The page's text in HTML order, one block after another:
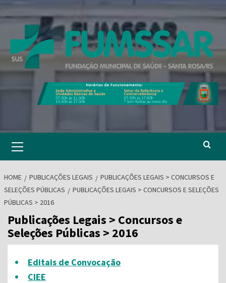
to
Menu
HOME PUBLICAÇÕES LEGAIS
PUBLICAÇÕES LEGAIS > CONCURSOS E
SELEÇÕES PÚBLICAS
PUBLICAÇÕES LEGAIS > CONCURSOS E SELEÇÕES
PÚBLICAS > 2016
Publicações Legais > Concursos e
Seleções Públicas > 2016
Editais de Convocação
CIEE